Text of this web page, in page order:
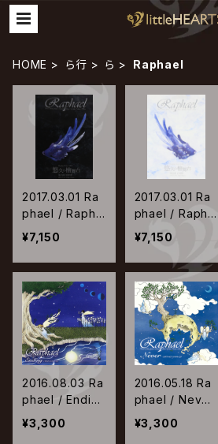
HOME ら行 ら Raphael
2017.03.01 Ra
phael / Rapha
el Live 2016
「悠久の檜舞台
第弐夜 黒中夢」
2016.11.01 Zep
p Tokyo
¥7,150
2017.03.01 Ra
phael / Rapha
el Live 2016
「悠久の檜舞台
第壱夜 白中夢」
2016.10.31 Zep
p Tokyo
¥7,150
2016.08.03 Ra
phael / Ending
-19990723199
91201-
¥3,300
2016.05.18 Ra
phael / Never
-19970407199
90429-
¥3,300